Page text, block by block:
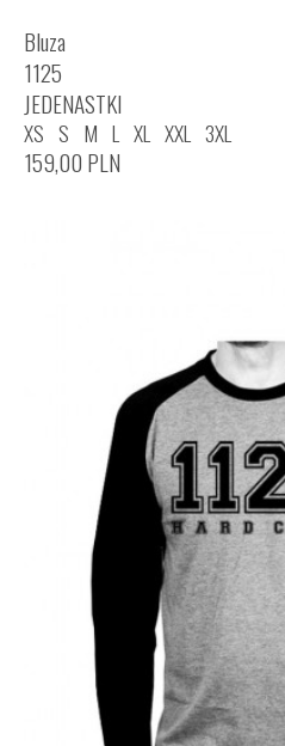
Bluza
1125
JEDENASTKI
XS S M L XL XXL 3XL
159,00 PLN